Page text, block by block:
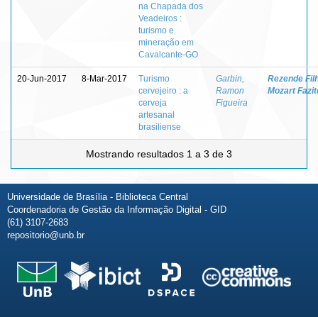
na Chapada dos
Veadeiros :
turismo e
mineração em
Cavalcante-GO
20-Jun-2017 8-Mar-2017
Turismo
cervejeiro : a
cerveja
artesanal
brasiliense
Garbin,
Ramon
Figueira
Rezende
Mozart
Mostrando resultados 1 a 3 de 3
Universidade de Brasília - Biblioteca Central
Coordenadoria de Gestão da Informação Digital - GID
(61) 3107-2683
repositorio@unb.br